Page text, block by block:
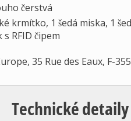
čerstvá
krmítko, 1 šedá miska, 1
RFID čipem
35 Rue des Eaux, F-
Technické detaily